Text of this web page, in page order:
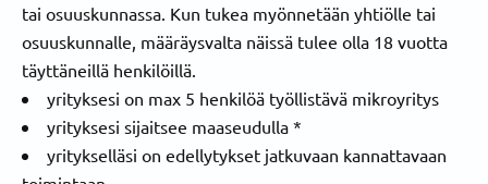
tai osuuskunnassa. Kun tukea myönnetään yhtiölle tai
osuuskunnalle, määräysvalta näissä tulee olla 18 vuotta
täyttäneillä henkilöillä.
yrityksesi on max 5 henkilöä työllistävä mikroyritys
yrityksesi sijaitsee maaseudulla *
yritykselläsi on edellytykset jatkuvaan kannattavaan